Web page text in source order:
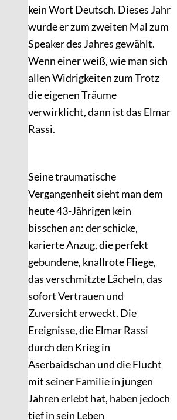
kein Wort Deutsch. Dieses Jahr
wurde er zum zweiten Mal zum
Speaker des Jahres gewählt.
Wenn einer weiß, wie man sich
allen Widrigkeiten zum Trotz
die eigenen Träume
verwirklicht, dann ist das Elmar
Rassi.
Seine traumatische
Vergangenheit sieht man dem
heute 43-Jährigen kein
bisschen an: der schicke,
karierte Anzug, die perfekt
gebundene, knallrote Fliege,
das verschmitzte Lächeln, das
sofort Vertrauen und
Zuversicht erweckt. Die
Ereignisse, die Elmar Rassi
durch den Krieg in
Aserbaidschan und die Flucht
mit seiner Familie in jungen
Jahren erlebt hat, haben jedoch
tief in sein Leben